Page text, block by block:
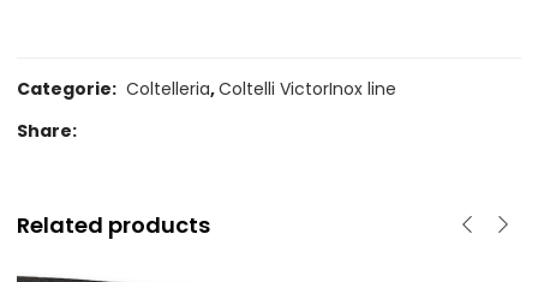
Categorie: Coltelleria,Coltelli VictorInox line
Share:
Related products